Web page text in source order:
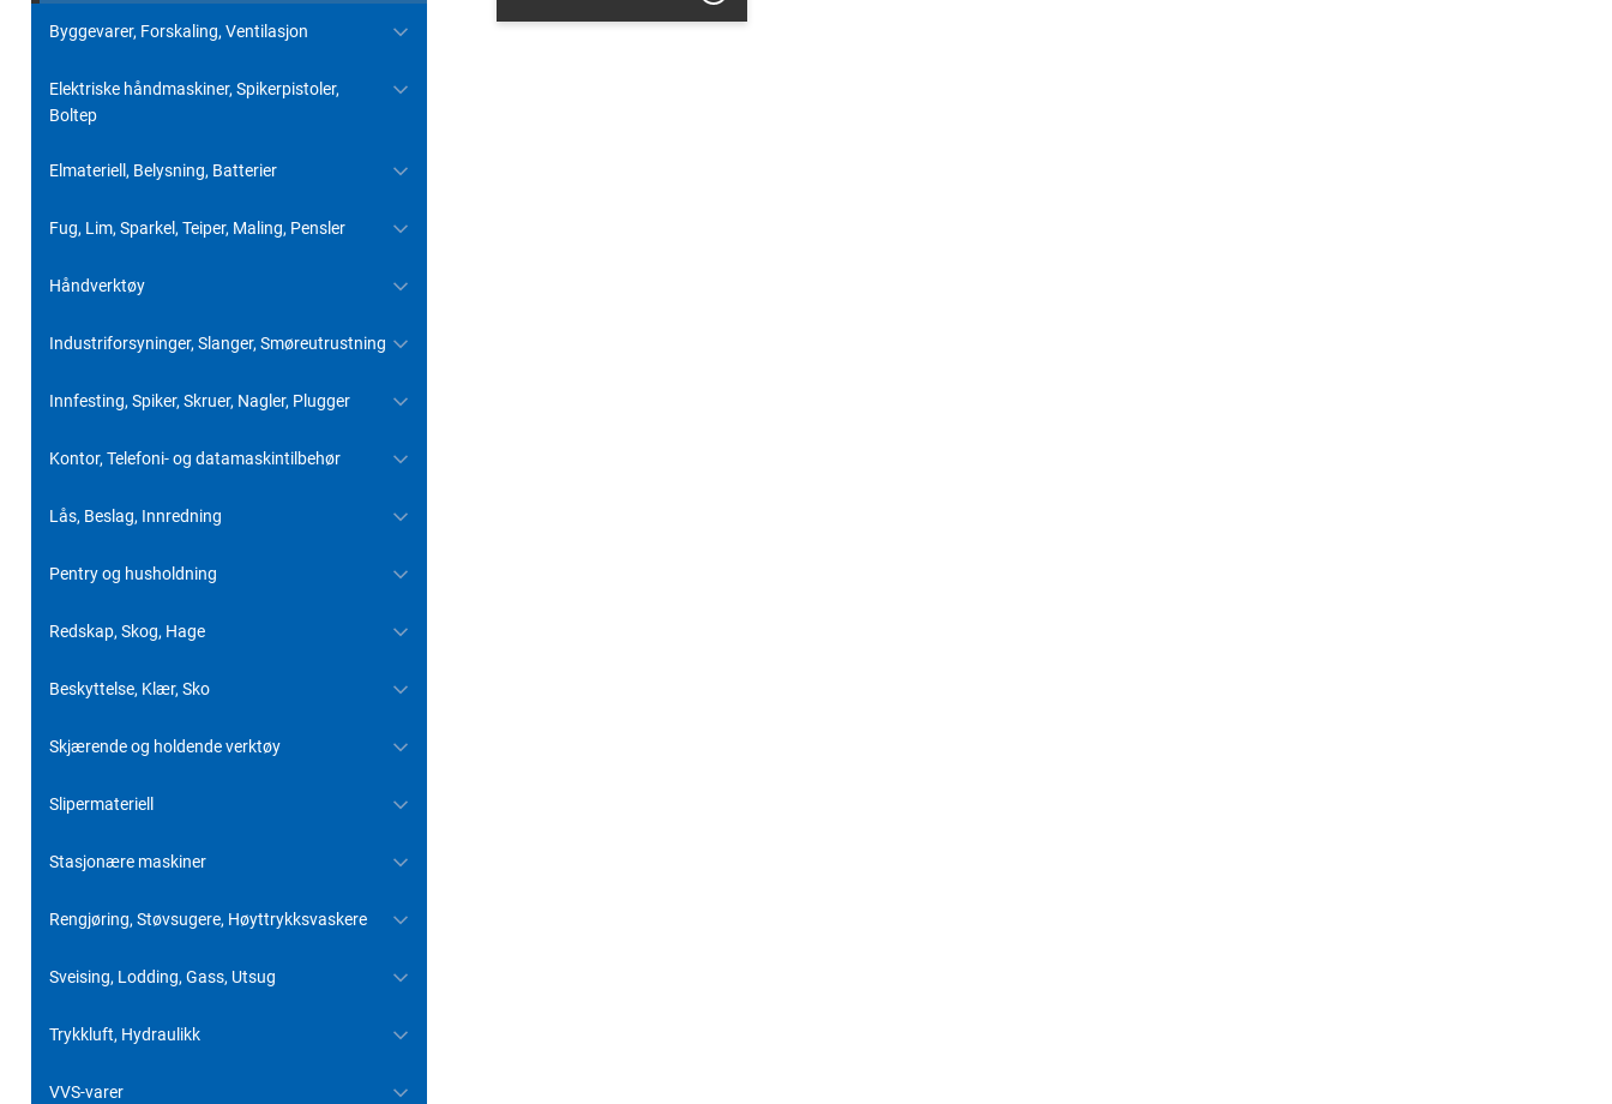
Byggevarer, Forskaling, Ventilasjon
Elektriske håndmaskiner, Spikerpistoler,
Boltep
Elmateriell, Belysning, Batterier
Fug, Lim, Sparkel, Teiper, Maling, Pensler
Håndverktøy
Industriforsyninger, Slanger, Smøreutrustning
Innfesting, Spiker, Skruer, Nagler, Plugger
Kontor, Telefoni- og datamaskintilbehør
Lås, Beslag, Innredning
Pentry og husholdning
Redskap, Skog, Hage
Beskyttelse, Klær, Sko
Skjærende og holdende verktøy
Slipermateriell
Stasjonære maskiner
Rengjøring, Støvsugere, Høyttrykksvaskere
Sveising, Lodding, Gass, Utsug
Trykkluft, Hydraulikk
VVS-varer